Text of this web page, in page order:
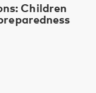
Children